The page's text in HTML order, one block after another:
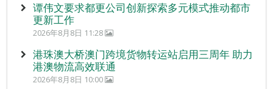
谭伟文要求都更公司创新探索多元模式推动都市
更新工作
2026年8月8日 11:28
港珠澳大桥澳门跨境货物转运站启用三周年 助力
港澳物流高效联通
2026年8月8日 10:00